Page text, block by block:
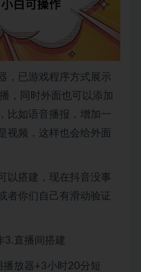
，已游戏程序方式展示
，同时外面也可以添加
比如语音播报，增加一
视频，这样也会给外面
以搭建，现在抖音没事
者你们自己有滑动验证
3.直播间搭建
放器+3小时20分短